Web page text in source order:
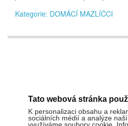
Kategorie: DOMÁCÍ MAZLÍČCI
Tato webová stránka
K personalizaci obsahu a
sociálních médií a analýze